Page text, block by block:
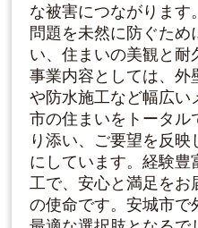
な被害につながります
問題を未然に防ぐた
い、住まいの美観と耐
事業内容としては、外
や防水施工など幅広い
市の住まいをトータル
り添い、ご要望を反
にしています。経験
工で、安心と満足をお
の使命です。安城市で